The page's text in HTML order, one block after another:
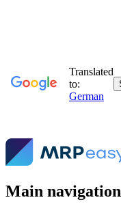
Main navigation